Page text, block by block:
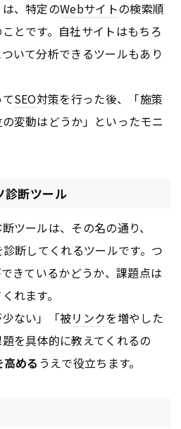
、特定のWebサイトの検索順
とです。自社サイトはもちろ
いて分析できるツールもあり
SEO対策を行った後、「施策
変動はどうか」といったモニ
診断ツール
ツールは、その名の通り、
断してくれるツールです。つ
きているかどうか、課題点は
れます。
ない」「被リンクを増やした
を具体的に教えてくれるの
める うえで役立ちます。